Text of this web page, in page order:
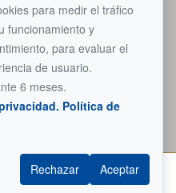
para medir el tráfico
funcionamiento y
para evaluar el
de usuario.
6 meses.
Política de
Rechazar Aceptar